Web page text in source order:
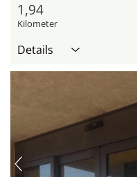
1,94
Kilometer
Details